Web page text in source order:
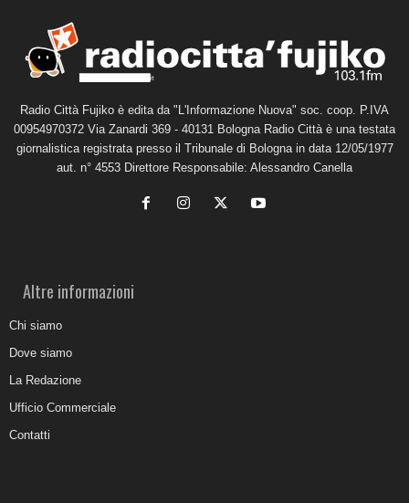
Radio Città Fujiko è edita da "L'Informazione Nuova" soc. coop. P.IVA
00954970372 Via Zanardi 369 - 40131 Bologna Radio Città è una testata
giornalistica registrata presso il Tribunale di Bologna in data 12/05/1977
aut. n° 4553 Direttore Responsabile: Alessandro Canella
Altre informazioni
Chi siamo
Dove siamo
La Redazione
Ufficio Commerciale
Contatti